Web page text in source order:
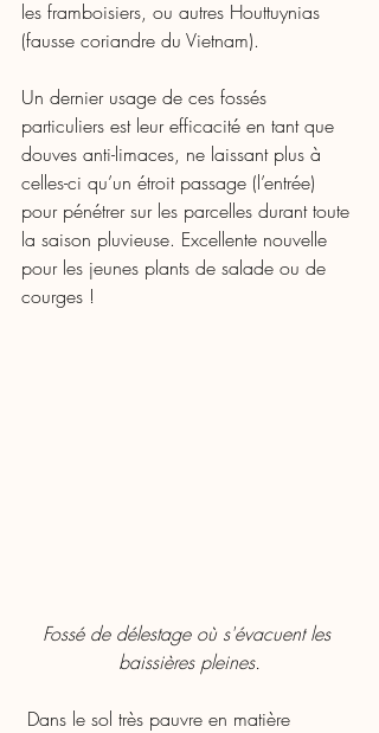
les framboisiers, ou autres Houttuynias
(fausse coriandre du Vietnam).
Un dernier usage de ces fossés
particuliers est leur efficacité en tant que
douves anti-limaces, ne laissant plus à
celles-ci qu’un étroit passage (l’entrée)
pour pénétrer sur les parcelles durant toute
la saison pluvieuse. Excellente nouvelle
pour les jeunes plants de salade ou de
courges !
Fossé de délestage où s'évacuent les
baissières pleines.